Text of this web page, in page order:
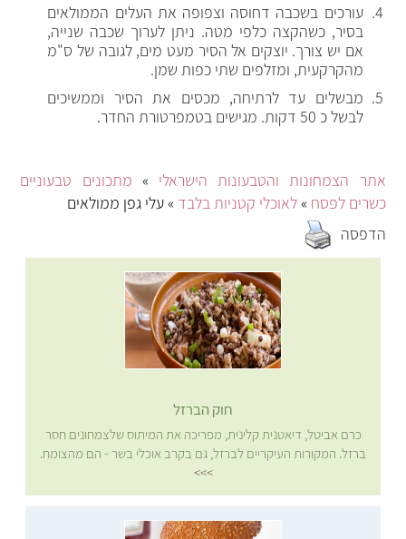
עורכים בשכבה דחוסה וצפופה את העלים הממולאים
בסיר, כשהקצה כלפי מטה. ניתן לערוך שכבה שנייה,
אם יש צורך. יוצקים אל הסיר מעט מים, לגובה של ס"מ
מהקרקעית, ומזלפים שתי כפות שמן.
מבשלים עד לרתיחה, מכסים את הסיר וממשיכים
לבשל כ 50 דקות. מגישים בטמפרטורת החדר.
אתר הצמחונות והטבעונות הישראלי » מתכונים טבעוניים
כשרים לפסח »לאוכלי קטניות בלבד » עלי גפן ממולאים
הדפסה
חוק הברזל
כרם אביטל, דיאטנית קלינית, מפריכה את המיתוס שלצמחונים חסר
ברזל. המקורות העיקריים לברזל, גם בקרב אוכלי בשר - הם מהצומח.
>>>